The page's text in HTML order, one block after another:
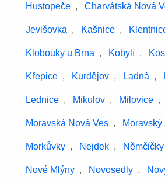
Hustopeče , Charvátská Nová
Jevišovka , Kašnice ,
Klobouky u Brna , Kobylí ,
Křepice , Kurdějov , Ladná ,
Lednice , Mikulov , Milovice ,
Moravská Nová Ves , Moravský
Morkůvky , Nejdek , Němčičky
Nové Mlýny , Novosedly ,